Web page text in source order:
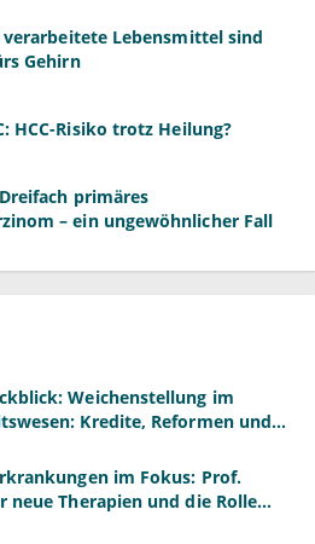
Lebensmittel sind
Gehirn
HCC-Risiko trotz Heilung?
primäres
– ein ungewöhnlicher Fall
Weichenstellung im
Kredite, Reformen und
im Fokus: Prof.
neue Therapien und die Rolle